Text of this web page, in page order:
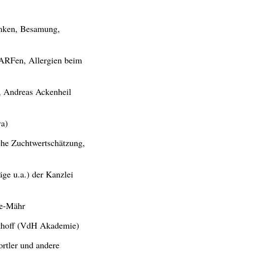
Besamung,
Allergien beim
Ackenheil
Zuchtwertschätzung,
u.a.) der Kanzlei
Mähr
(VdH Akademie)
und andere